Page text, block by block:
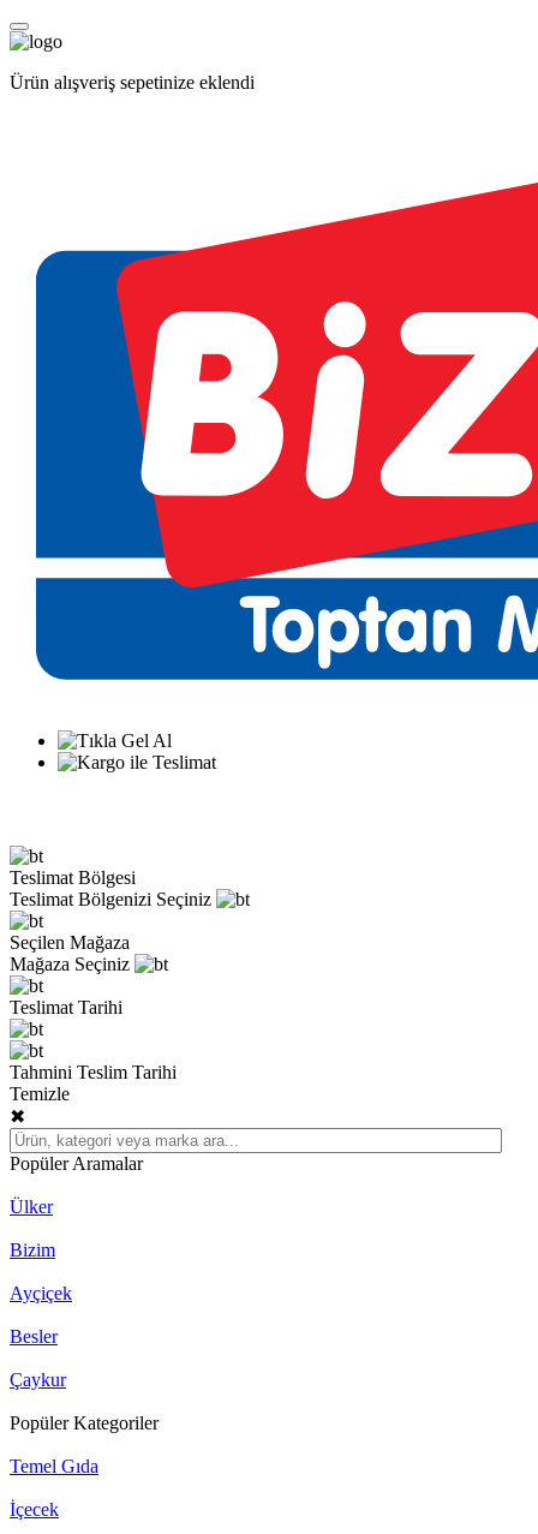
Ürün alışveriş sepetinize eklendi
Teslimat Bölgesi
Teslimat Bölgenizi Seçiniz
Seçilen Mağaza
Mağaza Seçiniz
Teslimat Tarihi
Tahmini Teslim Tarihi
Temizle
✖
Popüler Aramalar
Ülker
Bizim
Ayçiçek
Besler
Çaykur
Popüler Kategoriler
Temel Gıda
İçecek